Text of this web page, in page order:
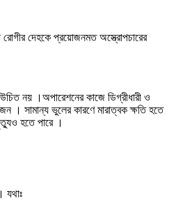
দেহকে প্রয়োজনমত অস্ত্রোপচারের
নয় ।অপারেশনের কাজে ডিগ্রীধারী ও
। সামান্য ভুলের কারণে মারাত্বক ক্ষতি হতে
হতে পারে ।
যথাঃ